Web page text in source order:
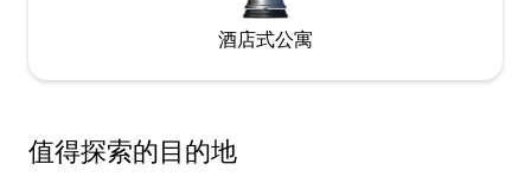
酒店式公寓
值得探索的目的地